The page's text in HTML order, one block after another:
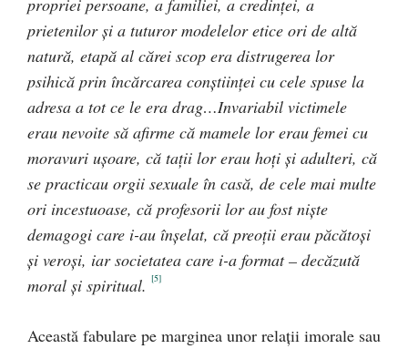
propriei persoane, a familiei, a credinţei, a
prietenilor şi a tuturor modelelor etice ori de altă
natură, etapă al cărei scop era distrugerea lor
psihică prin încărcarea conştiinţei cu cele spuse la
adresa a tot ce le era drag…Invariabil victimele
erau nevoite să afirme că mamele lor erau femei cu
moravuri uşoare, că taţii lor erau hoţi şi adulteri, că
se practicau orgii sexuale în casă, de cele mai multe
ori incestuoase, că profesorii lor au fost nişte
demagogi care i-au înşelat, că preoţii erau păcătoşi
şi veroşi, iar societatea care i-a format – decăzută
moral şi spiritual. [5]
Această fabulare pe marginea unor relaţii imorale sau